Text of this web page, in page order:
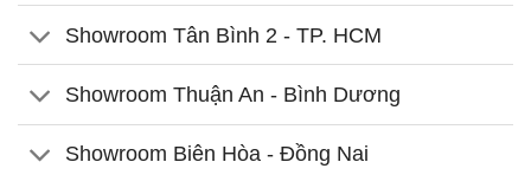
Showroom Tân Bình 2 - TP. HCM
Showroom Thuận An - Bình Dương
Showroom Biên Hòa - Đồng Nai